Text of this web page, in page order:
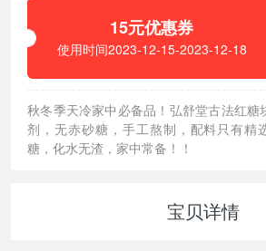
15元优惠券
使用时间2023-12-15-2023-12-18
秋冬季天冷家中必备品！弘舒堂古法红糖
剂，无赤砂糖，手工熬制，配料只有精
糖，化水无渣，家中常备！！
宝贝详情